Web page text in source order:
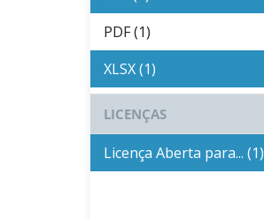
PDF (1)
XLSX (1)
LICENÇAS
Licença Aberta para... (1)